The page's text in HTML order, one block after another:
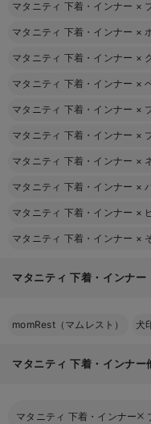
マタニティ 下着・インナー ×
マタニティ 下着・インナー ×
マタニティ 下着・インナー ×
マタニティ 下着・インナー ×
マタニティ 下着・インナー ×
マタニティ 下着・インナー ×
マタニティ 下着・インナー ×
マタニティ 下着・インナー ×
マタニティ 下着・インナー ×
マタニティ 下着・インナー ×
マタニティ 下着・インナ
momRest（マムレスト） 犬
マタニティ 下着・インナー
マタニティ 下着・インナー